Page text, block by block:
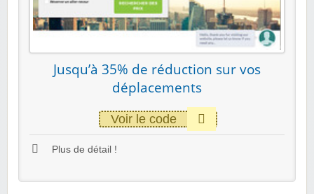
Jusqu’à 35% de réduction sur vos
déplacements
Voir le code
Plus de détail !